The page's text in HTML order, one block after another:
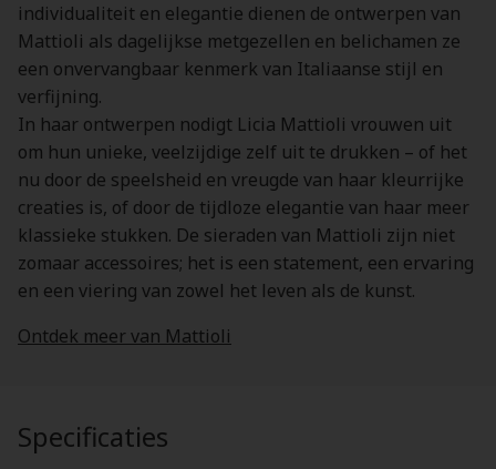
individualiteit en elegantie dienen de ontwerpen van
Mattioli als dagelijkse metgezellen en belichamen ze
een onvervangbaar kenmerk van Italiaanse stijl en
verfijning.
In haar ontwerpen nodigt Licia Mattioli vrouwen uit
om hun unieke, veelzijdige zelf uit te drukken – of het
nu door de speelsheid en vreugde van haar kleurrijke
creaties is, of door de tijdloze elegantie van haar meer
klassieke stukken. De sieraden van Mattioli zijn niet
zomaar accessoires; het is een statement, een ervaring
en een viering van zowel het leven als de kunst.
Ontdek meer van Mattioli
Specificaties